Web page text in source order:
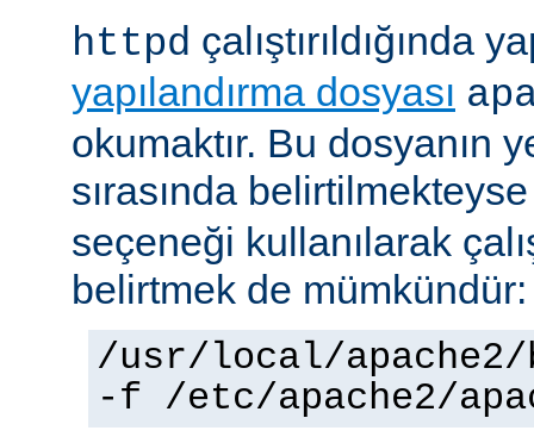
httpd çalıştırıldığında
yapılandırma dosyası
okumaktır. Bu dosyanın
sırasında
seçeneği kullanılarak
belirtmek de mümkündür:
/usr/local/
-f /etc/apache2/